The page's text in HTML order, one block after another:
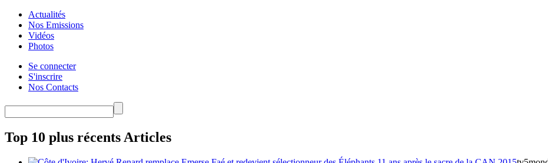
Actualités
Nos Emissions
Vidéos
Photos
Se connecter
S'inscrire
Nos Contacts
Top 10 plus récents Articles